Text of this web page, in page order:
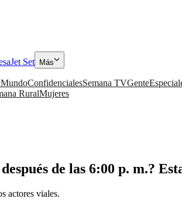
Jet Set Más
MundoConfidencialesSemana TVGente
RuralMujeres
de las 6:00 p. m.?
actores viales.